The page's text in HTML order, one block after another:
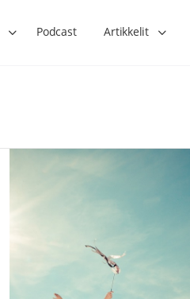
Podcast Artikkelit